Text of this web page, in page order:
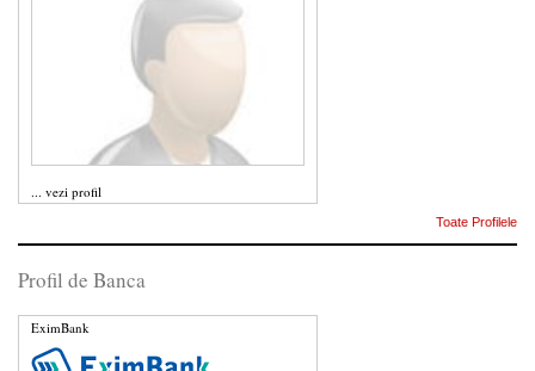
... vezi profil
Toate Profilele
Profil de Banca
EximBank